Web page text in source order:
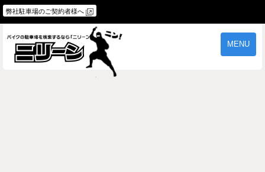
弊社駐車場のご契約者様へ
MENU